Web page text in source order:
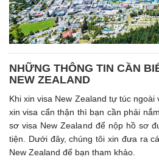
NHỮNG THÔNG TIN CẦN
NEW ZEALAND
Khi xin visa New Zealand tự túc
xin visa cẩn thận thì bạn cần phải
sơ visa New Zealand để nộp hồ sơ
tiện. Dưới đây, chúng tôi xin đưa ra
New Zealand để bạn tham khảo.